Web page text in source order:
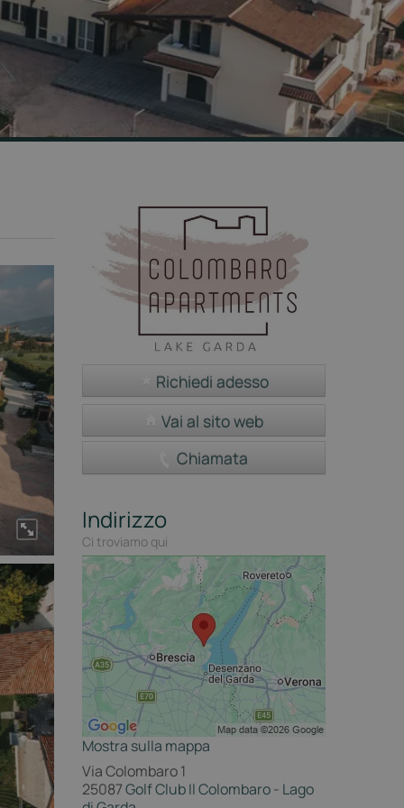
Richiedi adesso
Vai al sito web
Chiamata
Indirizzo
Ci troviamo qui
Mostra sulla mappa
Via Colombaro 1
25087Golf Club Il Colombaro- Lago